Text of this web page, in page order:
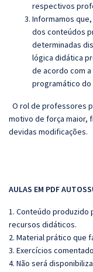
respectivos
Informamos
dos conteúdos
determinadas
lógica didática
de acordo com
programático do
O rol de professores
motivo de força maior,
devidas modificações.
AULAS EM PDF
1. Conteúdo produzido
recursos didáticos.
2. Material prático que
3. Exercícios
4. Não será